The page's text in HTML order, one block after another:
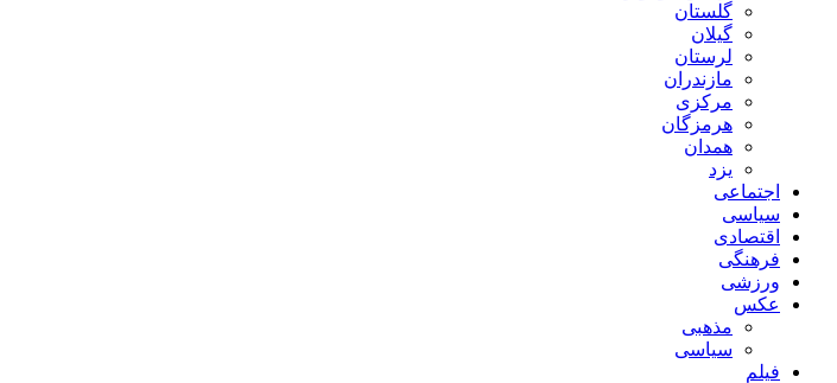
گلستان
گیلان
لرستان
مازندران
مرکزی
هرمزگان
همدان
یزد
اجتماعی
سیاسی
اقتصادی
فرهنگی
ورزشی
عکس
مذهبی
سیاسی
فیلم